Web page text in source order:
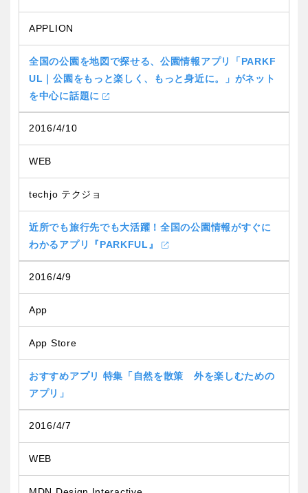
APPLION
全国の公園を地図で探せる、公園情報アプリ「PARKF
UL｜公園をもっと楽しく、もっと身近に。」がネット
を中心に話題に
2016/4/10
WEB
techjo テクジョ
近所でも旅行先でも大活躍！全国の公園情報がすぐに
わかるアプリ『PARKFUL』
2016/4/9
App
App Store
おすすめアプリ 特集「自然を散策 外を楽しむための
アプリ」
2016/4/7
WEB